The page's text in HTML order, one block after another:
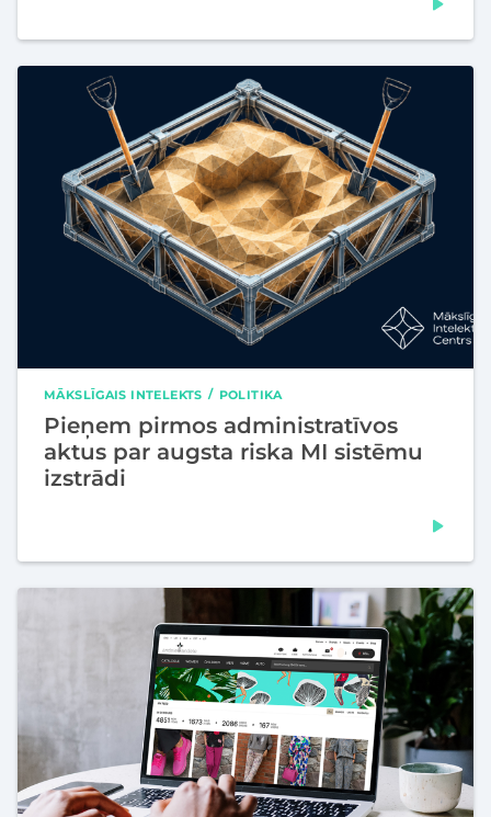
MĀKSLĪGAIS INTELEKTS POLITIKA
Pieņem pirmos administratīvos
aktus par augsta riska MI sistēmu
izstrādi